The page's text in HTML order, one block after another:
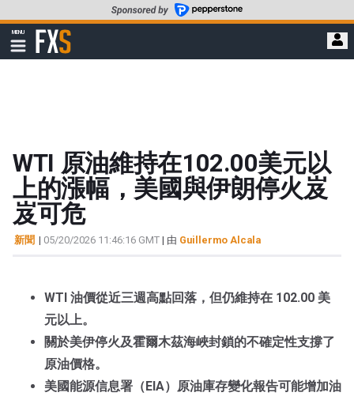
至
要
MENU
顯
示
FXStreet
WTI 原油維持在102.00美元以
上的漲幅，美國與伊朗停火岌
岌可危
新聞 | 05/20/2026 11:46:16 GMT | 由 Guillermo Alcala
WTI 油價從近三週高點回落，但仍維持在 102.00 美
元以上。
關於美伊停火及霍爾木茲海峽封鎖的不確定性支撐了
原油價格。
美國能源信息署（EIA）原油庫存變化報告可能增加油